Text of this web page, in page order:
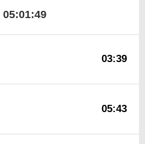
05:01:48
03:39
05:43